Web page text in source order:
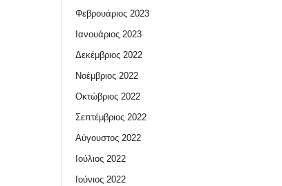
Φεβρουάριος 2023
Ιανουάριος 2023
Δεκέμβριος 2022
Νοέμβριος 2022
Οκτώβριος 2022
Σεπτέμβριος 2022
Αύγουστος 2022
Ιούλιος 2022
Ιούνιος 2022